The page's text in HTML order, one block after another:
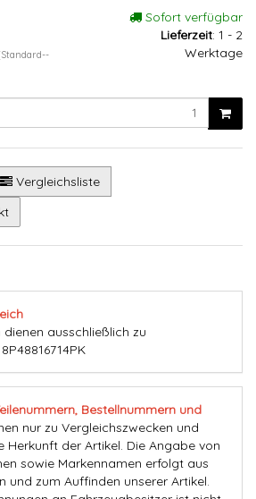
Sofort verfügbar
Lieferzeit: 1 - 2
Werktage
Vergleichsliste
ausschließlich zu
Bestellnummern und
nur zu Vergleichszwecken und
Herkunft der Artikel. Die Angabe von
sowie Markennamen erfolgt aus
und zum Auffinden unserer Artikel.